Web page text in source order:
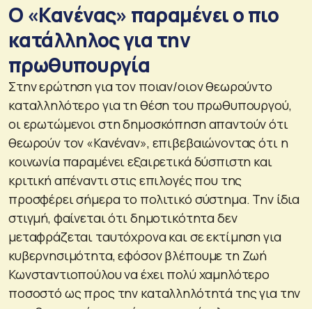
Ο «Κανένας» παραμένει ο πιο
κατάλληλος για την
πρωθυπουργία
Στην ερώτηση για τον ποιαν/οιον θεωρούντο
καταλληλότερο για τη θέση του πρωθυπουργού,
οι ερωτώμενοι στη δημοσκόπηση απαντούν ότι
θεωρούν τον «Κανέναν», επιβεβαιώνοντας ότι η
κοινωνία παραμένει εξαιρετικά δύσπιστη και
κριτική απέναντι στις επιλογές που της
προσφέρει σήμερα το πολιτικό σύστημα. Την ίδια
στιγμή, φαίνεται ότι δημοτικότητα δεν
μεταφράζεται ταυτόχρονα και σε εκτίμηση για
κυβερνησιμότητα, εφόσον βλέπουμε τη Ζωή
Κωνσταντιοπούλου να έχει πολύ χαμηλότερο
ποσοστό ως προς την καταλληλότητά της για την